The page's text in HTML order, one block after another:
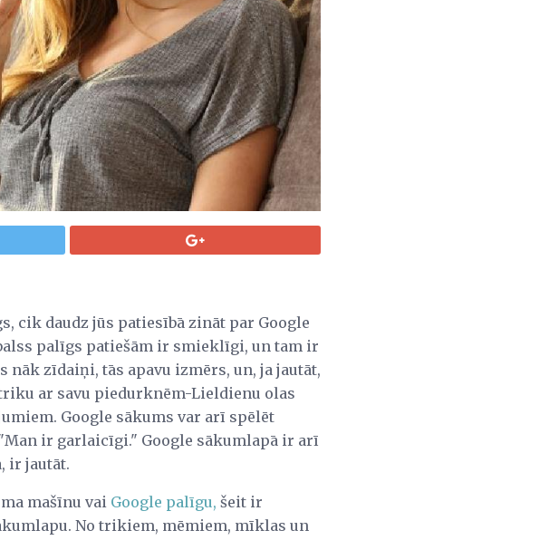
cik daudz jūs patiesībā zināt par Google
palīgs patiešām ir smieklīgi, un tam ir
zīdaiņi, tās apavu izmērs, un, ja jautāt,
ar savu piedurknēm-Lieldienu olas
Google sākums var arī spēlēt
ir garlaicīgi." Google sākumlapā ir arī
ir jautāt.
mašīnu vai Google palīgu, šeit ir
No trikiem, mēmiem, mīklas un